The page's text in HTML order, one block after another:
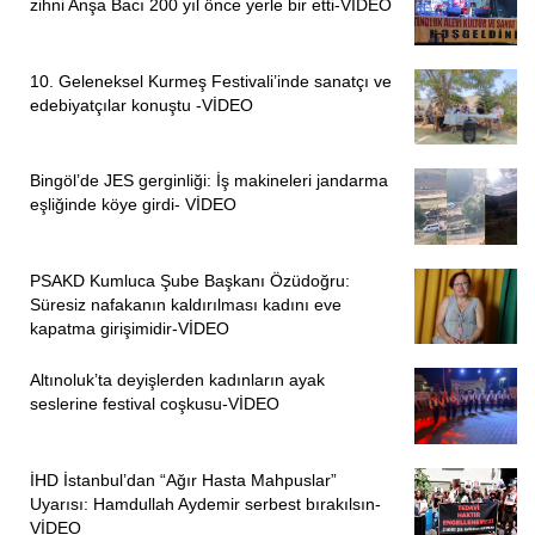
ambargo uygulamaya da devam ediyor. Saldırılar yakın
girerek kentsel dönüşüm bahanesiyle Alevilerin evlerine
çökmeye çalıştılar. Aleviler bu saldırıları görünce bir
deklerasyon yayınladılar. Şu an Aleviler, kurdukları konsey
üzerinden kendi güvenliğini kurup, öz yönetim oluşturmaya
çalışıyorlar. Ceberrut iktidarlar başarılı olursa tıpkı Maraş,
Çorum’da olduğu gibi korkunç şeyler olacaktır. Suriye’deki
birçok fabrika yağmalanıp, ürünler buraya getirilip satıldı.
Suriye’yi labaratuvar olarak kullandılar. Hakan Fidan da
Şam Valisi gibi konuşmakta.’Suriye Arap Cumhuriyeti’
“954 YIL BOYUNCA ALEVİLERİ YOK SAYMIŞSINIZ”
Mehmet Ali Çelebi, “Suriye’de şu an suyu bulandıran
temel güç Ankara’dır” diyerek şunları aktardı:
zihni Anşa Bacı 200 yıl önce yerle bir etti-VİDEO
10. Geleneksel Kurmeş Festivali’inde sanatçı ve
edebiyatçılar konuştu -VİDEO
Bingöl’de JES gerginliği: İş makineleri jandarma
eşliğinde köye girdi- VİDEO
PSAKD Kumluca Şube Başkanı Özüdoğru:
Süresiz nafakanın kaldırılması kadını eve
kapatma girişimidir-VİDEO
Altınoluk’ta deyişlerden kadınların ayak
seslerine festival coşkusu-VİDEO
İHD İstanbul’dan “Ağır Hasta Mahpuslar”
Uyarısı: Hamdullah Aydemir serbest bırakılsın-
VİDEO